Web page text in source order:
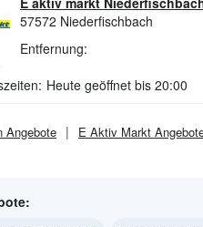
57572 Niederfischbach
Entfernung:
Heute geöffnet bis 20:00
Angebote E Aktiv Markt